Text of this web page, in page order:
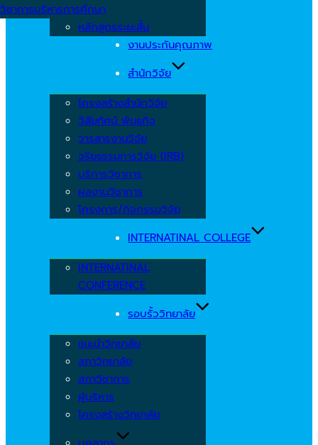
ชาการบริหารการศึกษา
หลักสูตรระยะสั้น
งานประกันคุณภาพ
สำนักวิจัย
โครงสร้างสำนักวิจัย
วิสัยทัศน์ พันธกิจ
วารสารงานวิจัย
จริยธรรมการวิจัย (IRB)
บริการวิชาการ
ผลงานวิชาการ
โครงการ/กิจกรรมวิจัย
INTERNATINAL COLLEGE
INTERNATINAL
CONFERENCE
รอบรั้ววิทยาลัย
แนะนำวิทยาลัย
สภาวิทยาลัย
สภาวิชาการ
ผู้บริหาร
โครงสร้างวิทยาลัย